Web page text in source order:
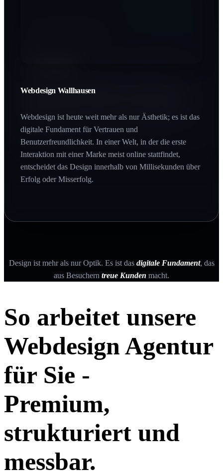
Webdesign Wallhausen
Webdesign ist heute weit mehr als nur Ästhetik; es ist das
digitale Fundament für Vertrauen und
Benutzerfreundlichkeit. In einer Welt, in der die erste
Interaktion mit einer Marke meist online stattfindet,
entscheidet das Design innerhalb von Millisekunden über
Erfolg oder Misserfolg.
Wer bei Google nicht gefunden wird, existiert für den
Zielgruppe genau im Moment des Interesses abholt.
Qualität, die man buchstäblich in den Händen halten
Design ist mehr als nur Optik. Es ist das digitale Fundament, das
aus Besuchern treue Kunden macht.
So arbeitet unsere
Webdesign Agentur
für Sie -
Premium,
strukturiert und
messbar.